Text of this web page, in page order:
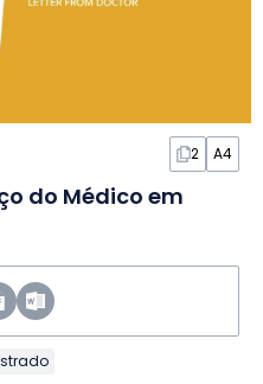
2 A4
do Médico em